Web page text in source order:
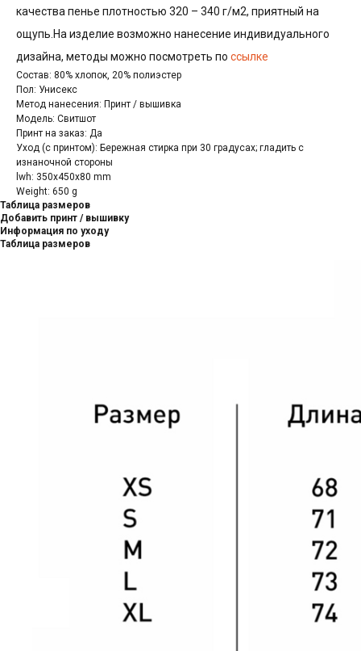
качества пенье плотностью 320 – 340 г/м2, приятный на
ощупь.На изделие возможно нанесение индивидуального
дизайна, методы можно посмотреть по ссылке
Состав: 80% хлопок, 20% полиэстер
Пол: Унисекс
Метод нанесения: Принт / вышивка
Модель: Свитшот
Принт на заказ: Да
Уход (с принтом): Бережная стирка при 30 градусах; гладить с
изнаночной стороны
lwh: 350x450x80 mm
Weight: 650 g
Таблица размеров
Добавить принт / вышивку
Информация по уходу
Таблица размеров